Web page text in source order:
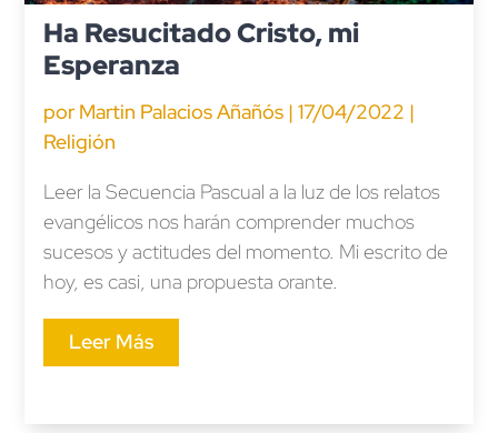
Ha Resucitado Cristo, mi
Esperanza
por Martin Palacios Añañós| 17/04/2022 |
Religión
Leer la Secuencia Pascual a la luz de los relatos
evangélicos nos harán comprender muchos
sucesos y actitudes del momento. Mi escrito de
hoy, es casi, una propuesta orante.
Leer Más